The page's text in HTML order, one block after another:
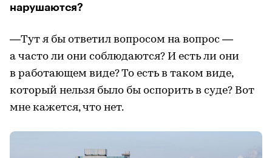
нарушаются?
—Тут я бы ответил вопросом на вопрос —
а часто ли они соблюдаются? И есть ли они
в работающем виде? То есть в таком виде,
который нельзя было бы оспорить в суде? Вот
мне кажется, что нет.